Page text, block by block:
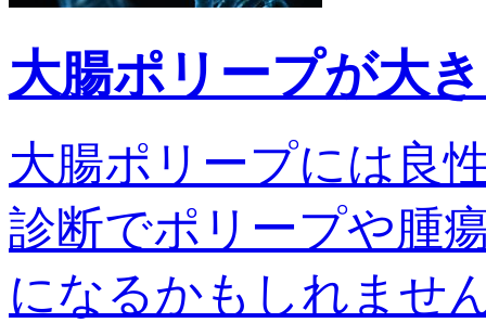
大腸ポリープが大
大腸ポリープには良
診断でポリープや腫
になるかもしれませ